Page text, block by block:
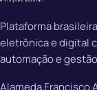
Plataforma
eletrônica e digital
automação e
Alameda Francisco